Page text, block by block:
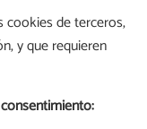
cookies de terceros,
y que requieren